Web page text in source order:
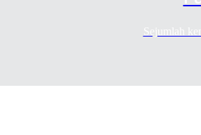
Sejumlah